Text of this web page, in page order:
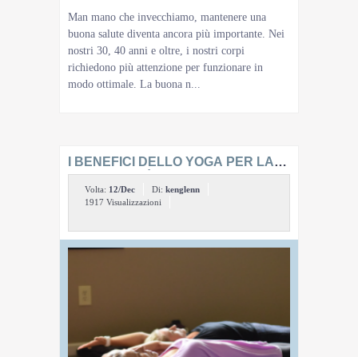
Man mano che invecchiamo, mantenere una
buona salute diventa ancora più importante. Nei
nostri 30, 40 anni e oltre, i nostri corpi
richiedono più attenzione per funzionare in
modo ottimale. La buona n...
I BENEFICI DELLO YOGA PER LA
FLESSIBILITÀ, LA FORZA E LA
CHIAREZZA MENTALE
Volta: 12/Dec Di: kenglenn
1917 Visualizzazioni